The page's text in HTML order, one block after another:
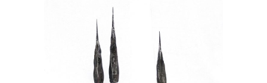
AGGIUNGI AL CARRELLO